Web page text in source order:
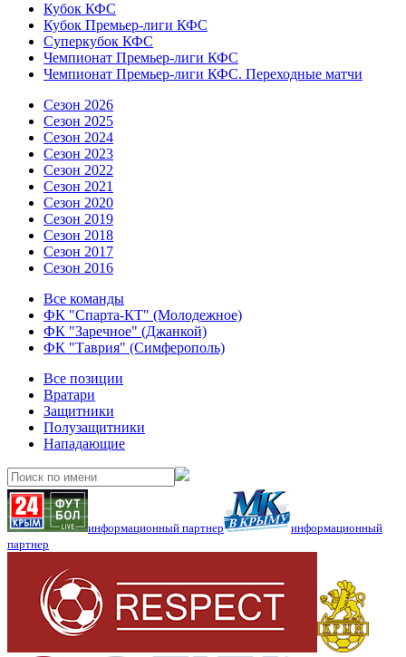
Кубок КФС
Кубок Премьер-лиги КФС
Суперкубок КФС
Чемпионат Премьер-лиги КФС
Чемпионат Премьер-лиги КФС. Переходные матчи
Сезон 2026
Сезон 2025
Сезон 2024
Сезон 2023
Сезон 2022
Сезон 2021
Сезон 2020
Сезон 2019
Сезон 2018
Сезон 2017
Сезон 2016
Все команды
ФК "Спарта-КТ" (Молодежное)
ФК "Заречное" (Джанкой)
ФК "Таврия" (Симферополь)
Все позиции
Вратари
Защитники
Полузащитники
Нападающие
информационный партнер
информационный
партнер